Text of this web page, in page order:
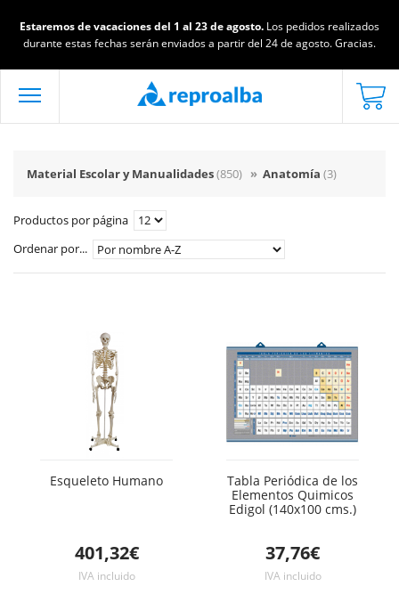
Estaremos de vacaciones del 1 al 23 de agosto. Los pedidos realizados
durante estas fechas serán enviados a partir del 24 de agosto. Gracias.
Material Escolar y Manualidades(850) » Anatomía (3)
Productos por página
Ordenar por...
Esqueleto Humano
401,32€
IVA incluido
Tabla Periódica de los
Elementos Quimicos
Edigol (140x100 cms.)
37,76€
IVA incluido